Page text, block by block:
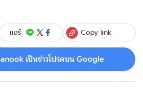
แชร์ Copy link
เป็นข่าวโปรดบน Google